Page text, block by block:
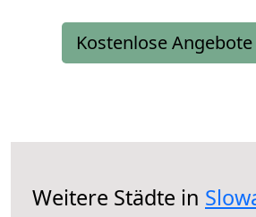
Kostenlose
Weitere Städte in